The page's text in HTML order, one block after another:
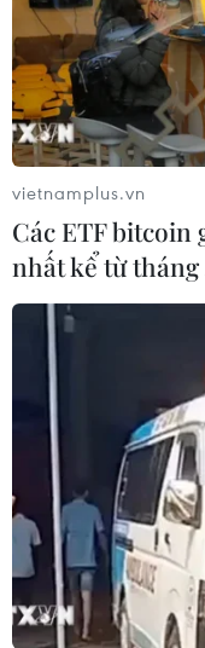
vietnamplus.vn
Các ETF
nhất kể từ tháng